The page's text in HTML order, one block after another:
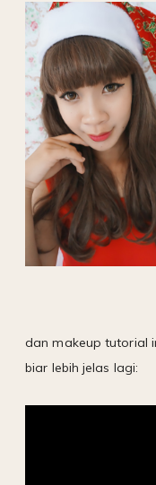
dan makeup tutorial
biar lebih jelas lagi: